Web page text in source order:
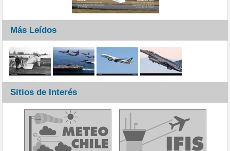
Más Leídos
Sitios de Interés